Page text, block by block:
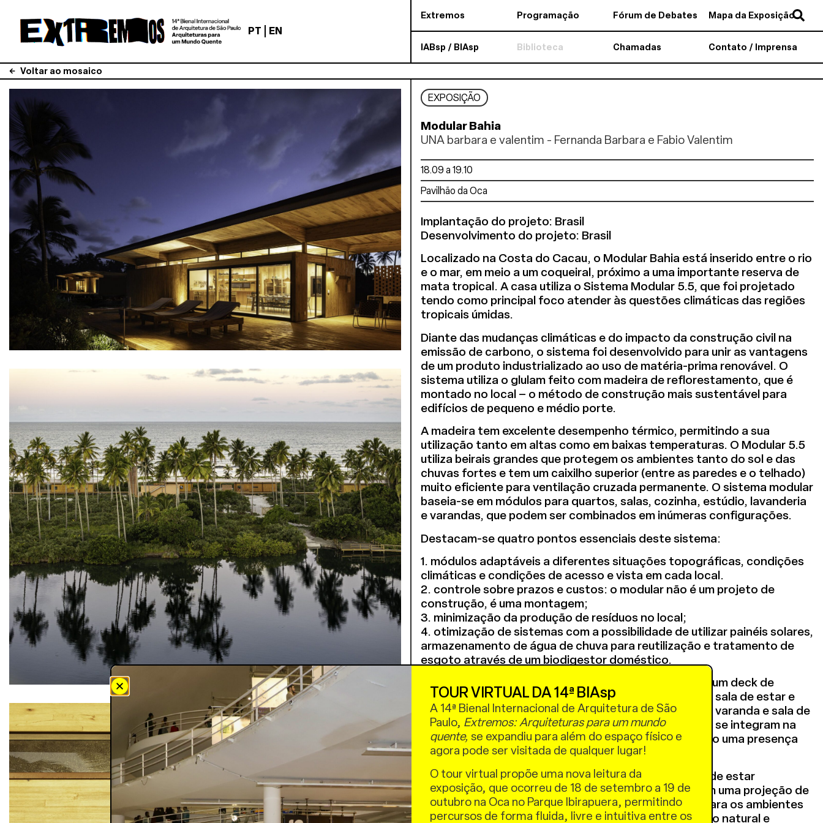
PT EN
Extremos Programação Fórum de Debates Mapa da Exposição
IABsp / BIAsp Biblioteca Chamadas Contato / Imprensa
Voltar ao mosaico
EXPOSIÇÃO
Modular Bahia
UNA barbara e valentim - Fernanda Barbara e Fabio Valentim
18.09 a 19.10
Pavilhão da Oca
Implantação do projeto: Brasil
Desenvolvimento do projeto: Brasil
Localizado na Costa do Cacau, o Modular Bahia está inserido entre o rio
e o mar, em meio a um coqueiral, próximo a uma importante reserva de
mata tropical. A casa utiliza o Sistema Modular 5.5, que foi projetado
tendo como principal foco atender às questões climáticas das regiões
tropicais úmidas.
Diante das mudanças climáticas e do impacto da construção civil na
emissão de carbono, o sistema foi desenvolvido para unir as vantagens
de um produto industrializado ao uso de matéria-prima renovável. O
sistema utiliza o glulam feito com madeira de reflorestamento, que é
montado no local – o método de construção mais sustentável para
edifícios de pequeno e médio porte.
A madeira tem excelente desempenho térmico, permitindo a sua
utilização tanto em altas como em baixas temperaturas. O Modular 5.5
utiliza beirais grandes que protegem os ambientes tanto do sol e das
chuvas fortes e tem um caixilho superior (entre as paredes e o telhado)
muito eficiente para ventilação cruzada permanente. O sistema modular
baseia-se em módulos para quartos, salas, cozinha, estúdio, lavanderia
e varandas, que podem ser combinados em inúmeras configurações.
Destacam-se quatro pontos essenciais deste sistema:
1. módulos adaptáveis a diferentes situações topográficas, condições
climáticas e condições de acesso e vista em cada local.
2. controle sobre prazos e custos: o modular não é um projeto de
construção, é uma montagem;
3. minimização da produção de resíduos no local;
4. otimização de sistemas com a possibilidade de utilizar painéis solares,
armazenamento de água de chuva para reutilização e tratamento de
esgoto através de um biodigestor doméstico.
A casa se organiza em três pavilhões interligados por um deck de
madeira. Dois deles são independentes, com quartos, sala de estar e
cozinha; o terceiro é social, com uma grande cozinha, varanda e sala de
estar. Os pavilhões independentes e elevados do solo se integram na
vegetação e paisagens locais, conferindo ao complexo uma presença
delicada, mantendo a aparência original do terreno.
O projeto também utiliza as varandas como espaços de estar
sombreados. Os beirais largos da fachada frontal têm uma projeção de
quase dois metros, o que garante aberturas amplas para os ambientes
com luz solar controlada, além de otimizar a ventilação natural e
TOUR VIRTUAL DA 14ª BIAsp
A 14ª Bienal Internacional de Arquitetura de São
Paulo, Extremos: Arquiteturas para um mundo
quente, se expandiu para além do espaço físico e
agora pode ser visitada de qualquer lugar!
O tour virtual propõe uma nova leitura da
exposição, que ocorreu de 18 de setembro a 19 de
outubro na Oca no Parque Ibirapuera, permitindo
percursos de forma fluida, livre e intuitiva entre os